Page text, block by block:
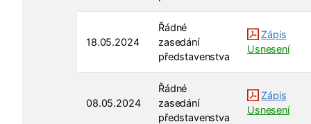
18.05.2024
Řádné
zasedání
představenstva
Zápis
Usnesení
08.05.2024
Řádné
zasedání
představenstva
Zápis
Usnesení